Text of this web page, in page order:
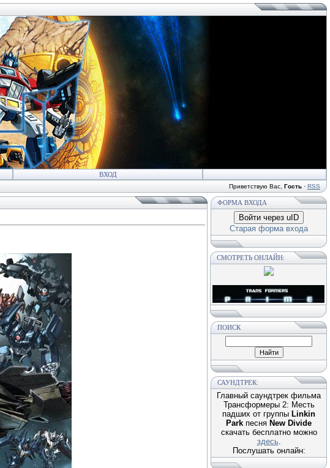
ВХОД
Приветствую Вас Гость · RSS
ФОРМА ВХОДА
Войти через uID
Старая форма входа
СМОТРЕТЬ ОНЛАЙН:
ПОИСК
САУНДТРЕК:
Главный саундтрек фильма
Трансформеры 2: Месть
падших от группы Linkin
Park песня New Divide
скачать бесплатно можно
здесь.
Послушать онлайн: